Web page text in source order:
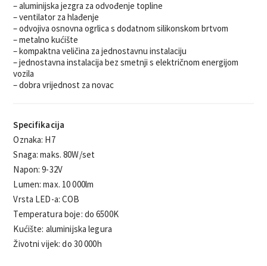
– aluminijska jezgra za odvođenje topline
– ventilator za hlađenje
– odvojiva osnovna ogrlica s dodatnom silikonskom brtvom
– metalno kućište
– kompaktna veličina za jednostavnu instalaciju
– jednostavna instalacija bez smetnji s električnom energijom
vozila
– dobra vrijednost za novac
Specifikacija
Oznaka: H7
Snaga: maks. 80W/set
Napon: 9-32V
Lumen: max. 10 000lm
Vrsta LED-a: COB
Temperatura boje: do 6500K
Kućište: aluminijska legura
Životni vijek: do 30 000h